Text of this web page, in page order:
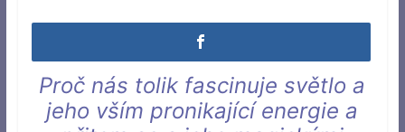
Proč nás tolik fascinuje světlo a
jeho vším pronikající energie a